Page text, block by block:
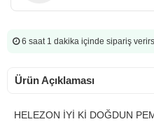
6 saat 1 dakika içinde sipariş
Ürün Açıklaması
HELEZON İYİ Kİ DOĞDUN